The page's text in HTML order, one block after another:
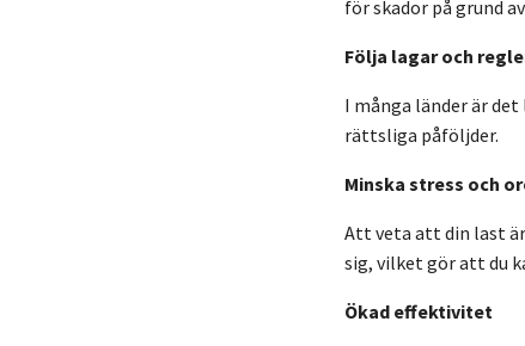
för skador på grund
Följa lagar och
I många länder är
rättsliga påföljder.
Minska stress och
Att veta att din last
sig, vilket gör att du
Ökad effektivitet